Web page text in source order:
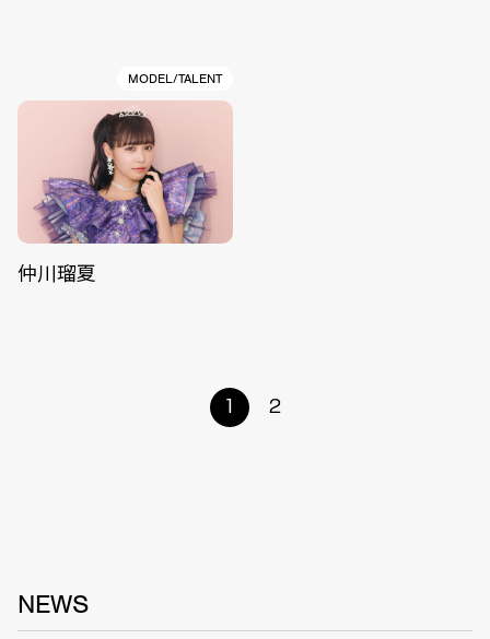
MODEL/TALENT
仲川瑠夏
1 2
NEWS